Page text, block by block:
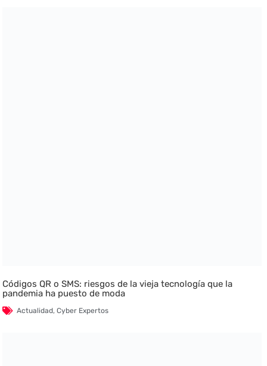
Códigos QR o SMS: riesgos de la vieja tecnología que la
pandemia ha puesto de moda
Actualidad,Cyber Expertos